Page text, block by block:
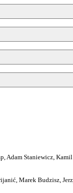
Adam Staniewicz,
Marek Budzisz,